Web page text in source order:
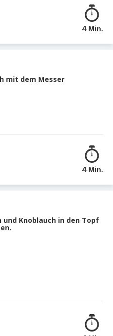
4 Min.
mit dem Messer
4 Min.
Knoblauch in den Topf